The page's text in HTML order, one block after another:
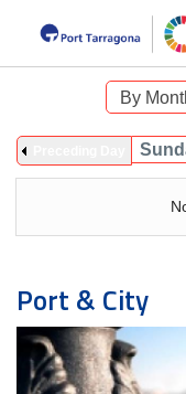
By
Port & City